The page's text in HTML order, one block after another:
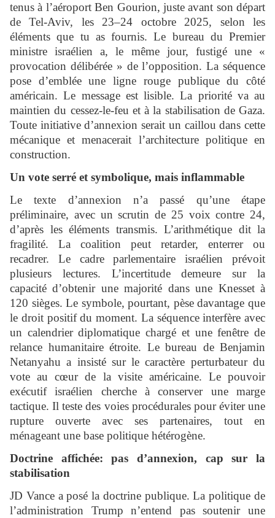
tenus à l’aéroport Ben Gourion, juste avant son départ
de Tel-Aviv, les 23–24 octobre 2025, selon les
éléments que tu as fournis. Le bureau du Premier
ministre israélien a, le même jour, fustigé une «
provocation délibérée » de l’opposition. La séquence
pose d’emblée une ligne rouge publique du côté
américain. Le message est lisible. La priorité va au
maintien du cessez-le-feu et à la stabilisation de Gaza.
Toute initiative d’annexion serait un caillou dans cette
mécanique et menacerait l’architecture politique en
construction.
Un vote serré et symbolique, mais inflammable
Le texte d’annexion n’a passé qu’une étape
préliminaire, avec un scrutin de 25 voix contre 24,
d’après les éléments transmis. L’arithmétique dit la
fragilité. La coalition peut retarder, enterrer ou
recadrer. Le cadre parlementaire israélien prévoit
plusieurs lectures. L’incertitude demeure sur la
capacité d’obtenir une majorité dans une Knesset à
120 sièges. Le symbole, pourtant, pèse davantage que
le droit positif du moment. La séquence interfère avec
un calendrier diplomatique chargé et une fenêtre de
relance humanitaire étroite. Le bureau de Benjamin
Netanyahu a insisté sur le caractère perturbateur du
vote au cœur de la visite américaine. Le pouvoir
exécutif israélien cherche à conserver une marge
tactique. Il teste des voies procédurales pour éviter une
rupture ouverte avec ses partenaires, tout en
ménageant une base politique hétérogène.
Doctrine affichée: pas d’annexion, cap sur la
stabilisation
JD Vance a posé la doctrine publique. La politique de
l’administration Trump n’entend pas soutenir une